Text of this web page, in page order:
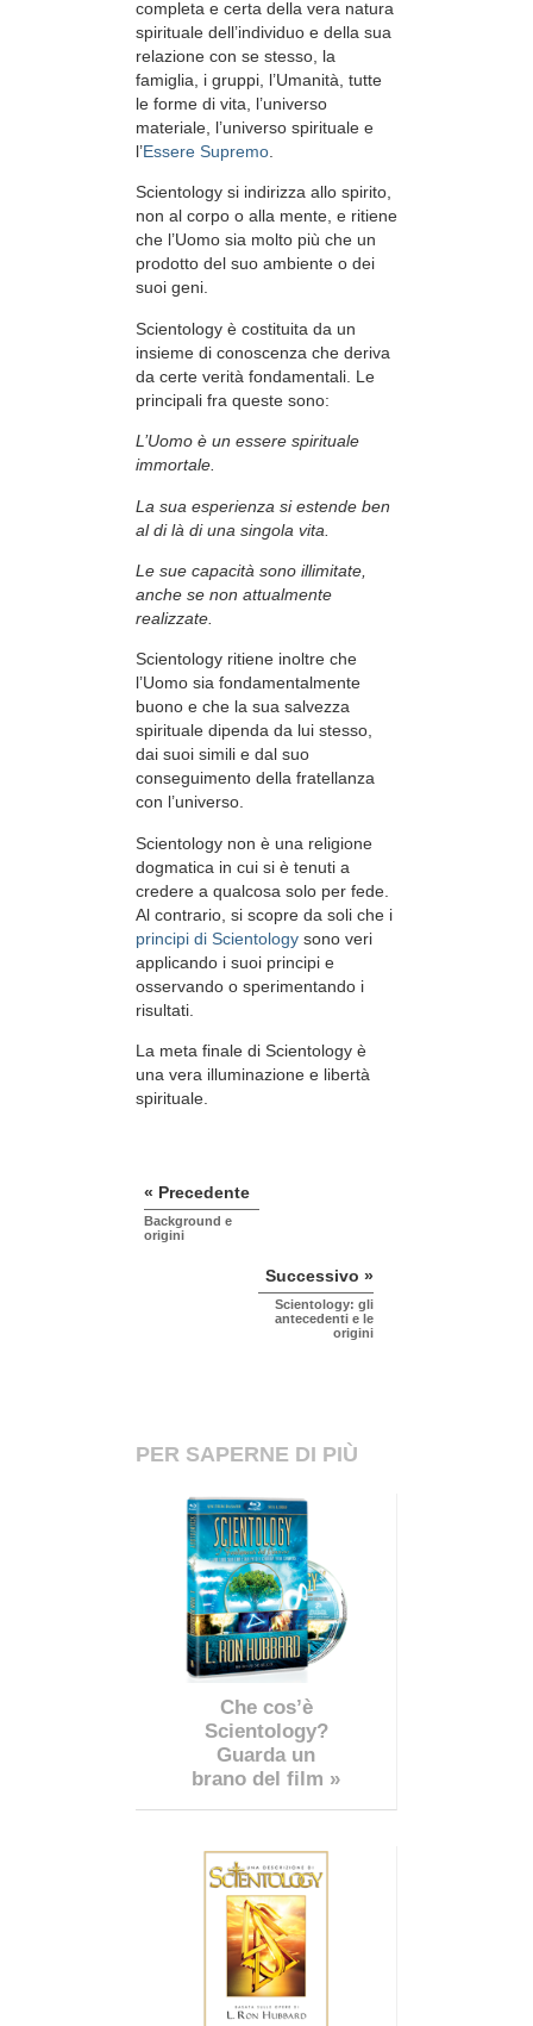
completa e certa della vera natura
spirituale dell’individuo e della sua
relazione con se stesso, la
famiglia, i gruppi, l’Umanità, tutte
le forme di vita, l’universo
materiale, l’universo spirituale e
l’Essere Supremo
Scientology si indirizza allo spirito,
non al corpo o alla mente, e ritiene
che l’Uomo sia molto più che un
prodotto del suo ambiente o dei
suoi geni.
Scientology è costituita da un
insieme di conoscenza che deriva
da certe verità fondamentali. Le
principali fra queste sono:
L’Uomo è un essere spirituale
immortale.
La sua esperienza si estende ben
al di là di una singola vita.
Le sue capacità sono illimitate,
anche se non attualmente
realizzate.
Scientology ritiene inoltre che
l’Uomo sia fondamentalmente
buono e che la sua salvezza
spirituale dipenda da lui stesso,
dai suoi simili e dal suo
conseguimento della fratellanza
con l’universo.
Scientology non è una religione
dogmatica in cui si è tenuti a
credere a qualcosa solo per fede.
Al contrario, si scopre da soli che i
principi di Scientology sono veri
applicando i suoi principi e
osservando o sperimentando i
risultati.
La meta finale di Scientology è
una vera illuminazione e libertà
spirituale.
« Precedente
Background e
origini
Successivo »
Scientology: gli
antecedenti e le
origini
PER SAPERNE DI PIÙ
Che cos’è
Scientology?
Guarda un
brano del film »